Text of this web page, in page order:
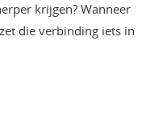
krijgen? Wanneer
die verbinding iets in